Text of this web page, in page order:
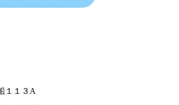
１１３A